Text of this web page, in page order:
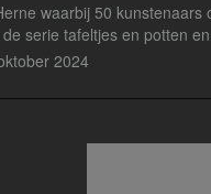
waarbij 50
serie tafeltjes en potten
2024